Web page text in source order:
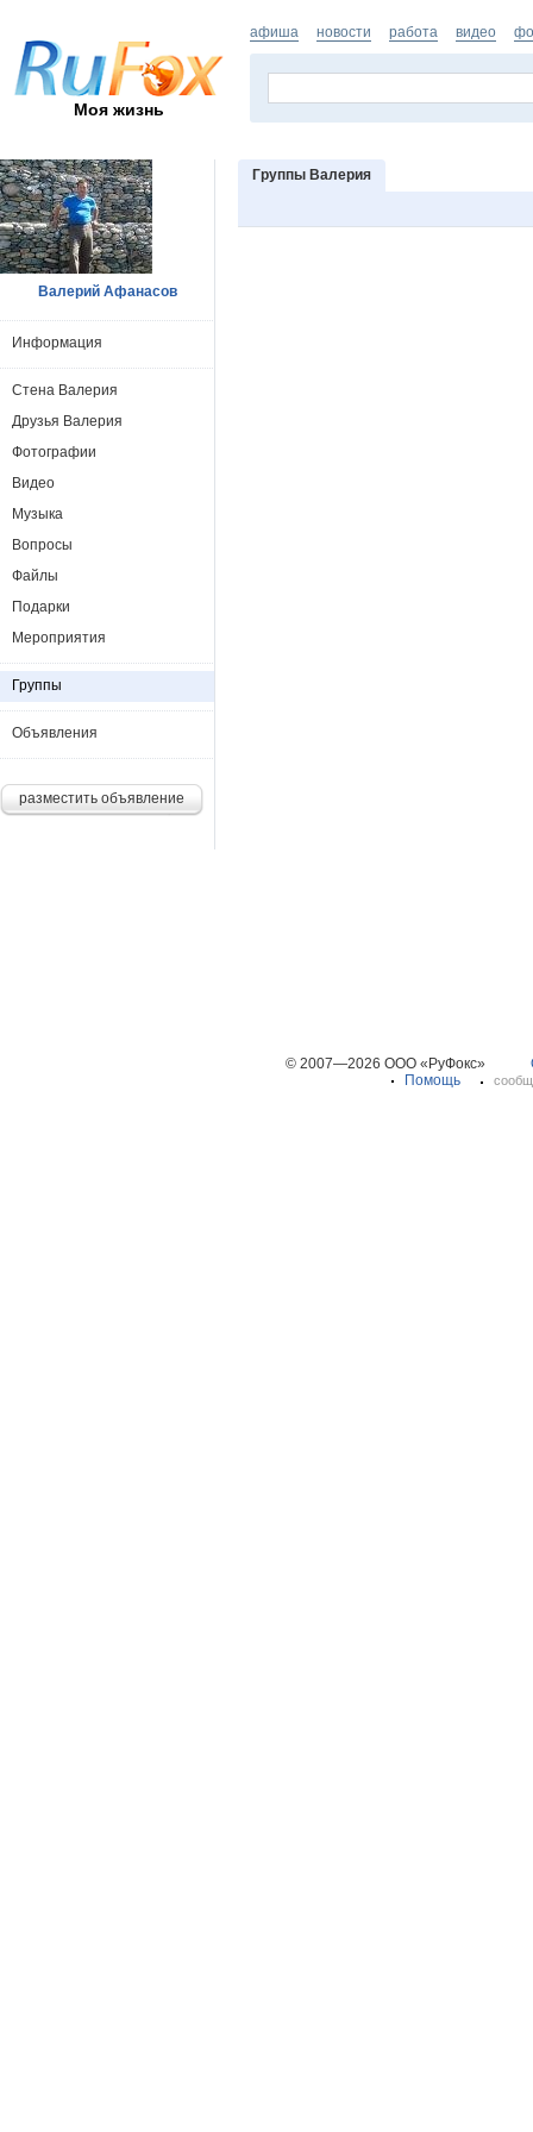
Моя жизнь
афиша новости работа видео
Группы Валерия
Валерий Афанасов
Информация
Стена Валерия
Друзья Валерия
Фотографии
Видео
Музыка
Вопросы
Файлы
Подарки
Мероприятия
Группы
Объявления
разместить объявление
© 2007—2026 ООО «РуФокс»
Помощь